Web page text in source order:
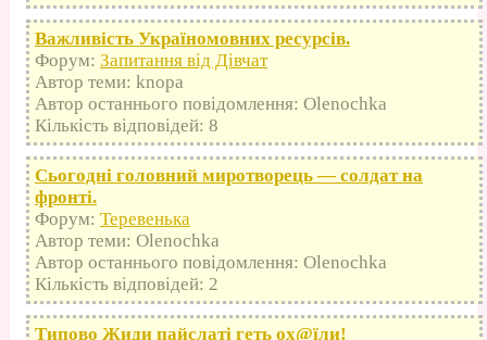
Важливість Україномовних ресурсів.
Форум: Запитання від Дівчат
Автор теми: knopa
Автор останнього повідомлення: Olenochka
Кількість відповідей: 8
Сьогодні головний миротворець — солдат на
фронті.
Форум: Теревенька
Автор теми: Olenochka
Автор останнього повідомлення: Olenochka
Кількість відповідей: 2
Типово Жиди пайслаті геть оx@їли!